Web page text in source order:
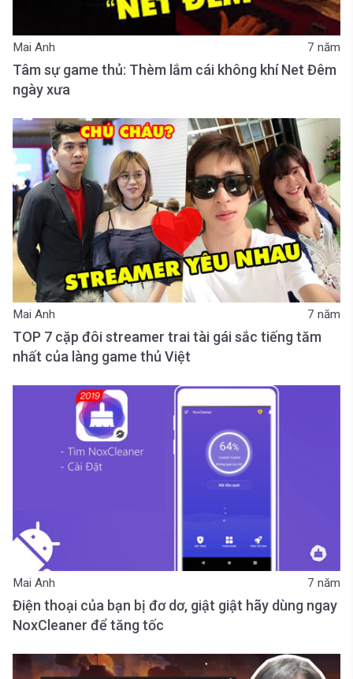
Mai Anh 7 năm
Tâm sự game thủ: Thèm lắm cái không khí Net Đêm
ngày xưa
Mai Anh 7 năm
TOP 7 cặp đôi streamer trai tài gái sắc tiếng tăm
nhất của làng game thủ Việt
Mai Anh 7 năm
Điện thoại của bạn bị đơ dơ, giật giật hãy dùng ngay
NoxCleaner để tăng tốc